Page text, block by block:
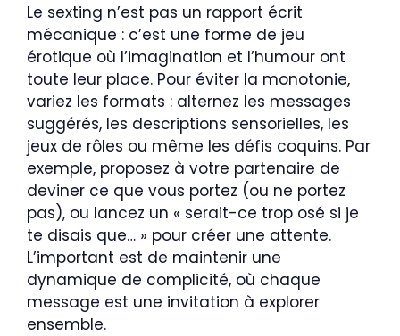
Le sexting n’est pas un rapport écrit
mécanique : c’est une forme de jeu
érotique où l’imagination et l’humour ont
toute leur place. Pour éviter la monotonie,
variez les formats : alternez les messages
suggérés, les descriptions sensorielles, les
jeux de rôles ou même les défis coquins. Par
exemple, proposez à votre partenaire de
deviner ce que vous portez (ou ne portez
pas), ou lancez un « serait-ce trop osé si je
te disais que… » pour créer une attente.
L’important est de maintenir une
dynamique de complicité, où chaque
message est une invitation à explorer
ensemble.